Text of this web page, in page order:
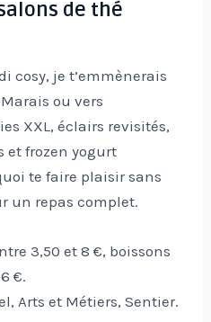
de thé
cosy, je t’emmènerais
ou vers
XXL, éclairs revisités,
frozen yogurt
te faire plaisir sans
un repas complet.
3,50 et 8 €, boissons
€.
Arts et Métiers, Sentier.